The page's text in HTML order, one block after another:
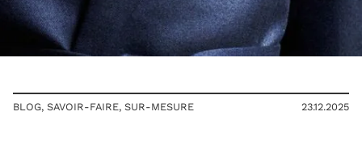
BLOG, SAVOIR-FAIRE, SUR-MESURE 23.12.2025